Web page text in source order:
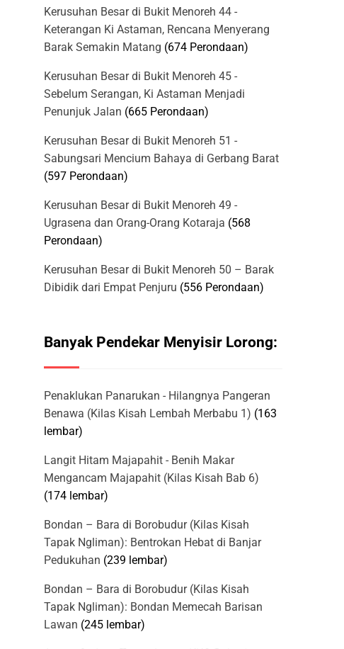
Kerusuhan Besar di Bukit Menoreh 44 -
Keterangan Ki Astaman, Rencana Menyerang
Barak Semakin Matang (674 Perondaan)
Kerusuhan Besar di Bukit Menoreh 45 -
Sebelum Serangan, Ki Astaman Menjadi
Penunjuk Jalan (665 Perondaan)
Kerusuhan Besar di Bukit Menoreh 51 -
Sabungsari Mencium Bahaya di Gerbang Barat
(597 Perondaan)
Kerusuhan Besar di Bukit Menoreh 49 -
Ugrasena dan Orang-Orang Kotaraja (568
Perondaan)
Kerusuhan Besar di Bukit Menoreh 50 – Barak
Dibidik dari Empat Penjuru (556 Perondaan)
Banyak Pendekar Menyisir Lorong:
Penaklukan Panarukan - Hilangnya Pangeran
Benawa (Kilas Kisah Lembah Merbabu 1) (163
lembar)
Langit Hitam Majapahit - Benih Makar
Mengancam Majapahit (Kilas Kisah Bab 6)
(174 lembar)
Bondan – Bara di Borobudur (Kilas Kisah
Tapak Ngliman): Bentrokan Hebat di Banjar
Pedukuhan (239 lembar)
Bondan – Bara di Borobudur (Kilas Kisah
Tapak Ngliman): Bondan Memecah Barisan
Lawan (245 lembar)